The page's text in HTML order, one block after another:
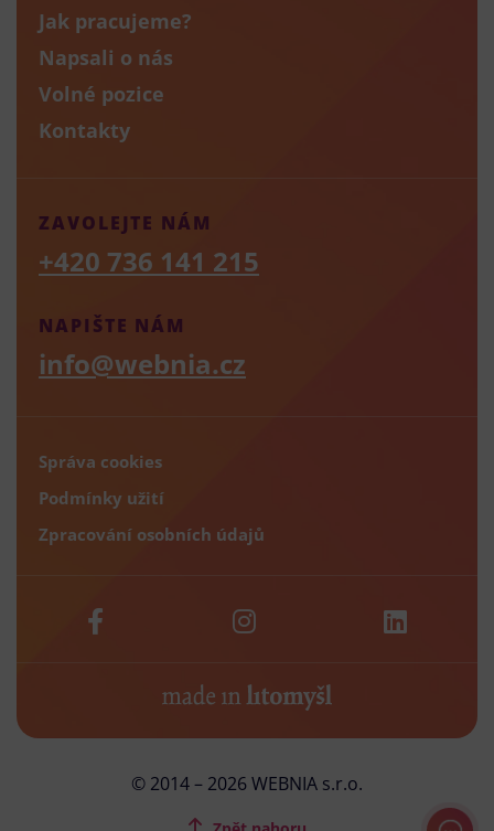
Jak pracujeme?
Napsali o nás
Volné pozice
Kontakty
NAPIŠTE NÁM
info@webnia.cz
ZAVOLEJTE NÁM
+420 736 141 215
Správa cookies
Podmínky užití
Zpracování osobních údajů
© 2014 – 2026 WEBNIA s.r.o.